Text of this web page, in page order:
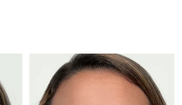
Entrega prevista
Entrega prevista 8/10/26